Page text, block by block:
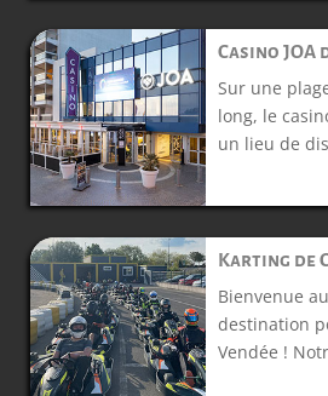
Casino JOA
Sur une
long, le
un lieu de
Karting de
Bienvenue
destination
Vendée !